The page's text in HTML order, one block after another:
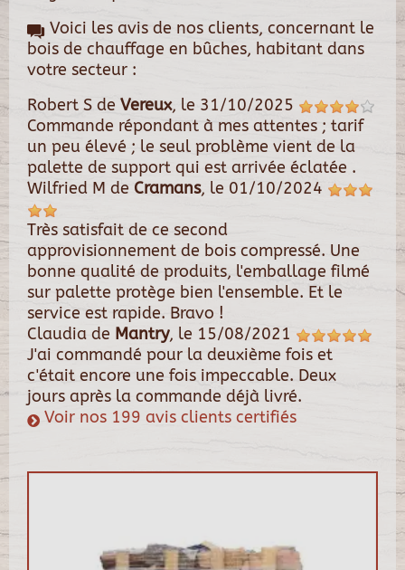
Voici les avis de nos clients, concernant le
bois de chauffage en bûches, habitant dans
votre secteur :
Robert S de Vereux, le 31/10/2025
Commande répondant à mes attentes ; tarif
un peu élevé ; le seul problème vient de la
palette de support qui est arrivée éclatée .
Wilfried M de Cramans, le 01/10/2024
Très satisfait de ce second
approvisionnement de bois compressé. Une
bonne qualité de produits, l'emballage filmé
sur palette protège bien l'ensemble. Et le
service est rapide. Bravo !
Claudia de Mantry, le 15/08/2021
J'ai commandé pour la deuxième fois et
c'était encore une fois impeccable. Deux
jours après la commande déjà livré.
Voir nos 199 avis clients certifiés